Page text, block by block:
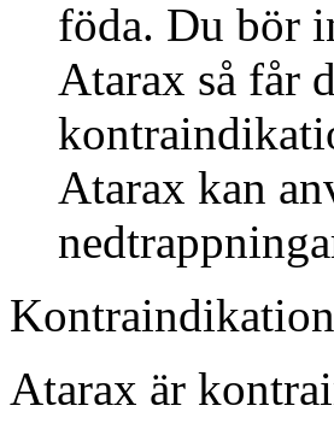
föda. Du bör
Atarax så får
Atarax kan
Kontraindikation
Atarax är